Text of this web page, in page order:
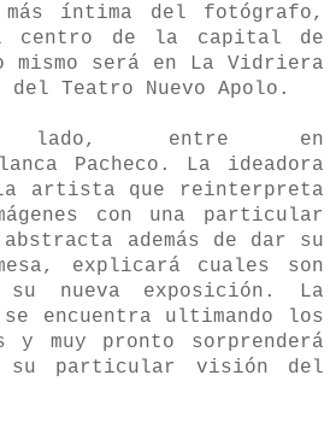
más íntima del fotógrafo,
centro de la capital de
mismo será en La Vidriera
del Teatro Nuevo Apolo.
entre en
Pacheco. La ideadora
artista que reinterpreta
con una particular
además de dar su
explicará cuales son
nueva exposición. La
encuentra ultimando los
muy pronto sorprenderá
su particular visión del